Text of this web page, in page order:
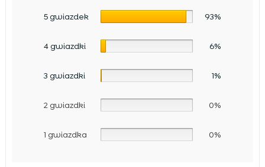
5 gwiazdek 93%
4 gwiazdki 6%
3 gwiazdki 1%
2 gwiazdki 0%
1 gwiazdka 0%